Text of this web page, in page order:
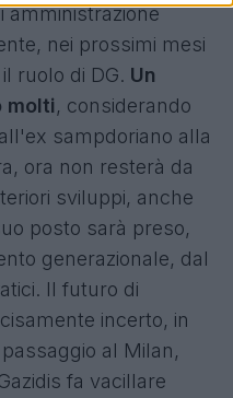
amministrazione
nei prossimi mesi
ruolo di DG. Un
molti, considerando
sampdoriano alla
ora non resterà da
sviluppi, anche
posto sarà preso,
generazionale, dal
Il futuro di
incerto, in
al Milan,
fa vacillare